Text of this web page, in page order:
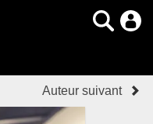
Auteur suivant